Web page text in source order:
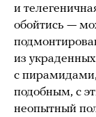
и
обойтись —
из
с
подобным, с
неопытный